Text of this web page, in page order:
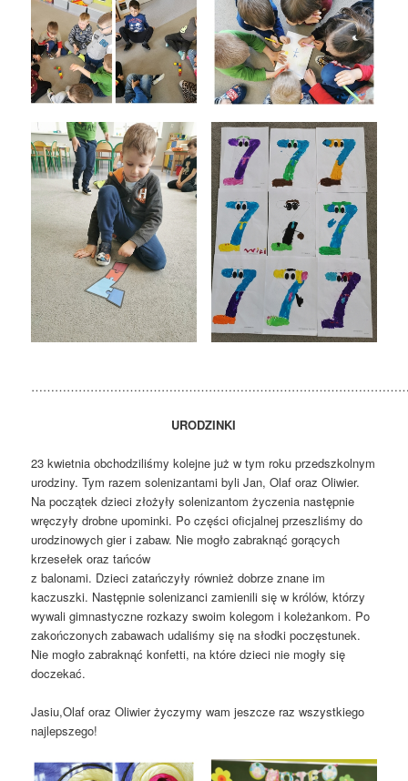
URODZINKI
23 kwietnia obchodziliśmy kolejne już w tym roku przedszkolnym
urodziny. Tym razem solenizantami byli Jan, Olaf oraz Oliwier.
Na początek dzieci złożyły solenizantom życzenia następnie
wręczyły drobne upominki. Po części oficjalnej przeszliśmy do
urodzinowych gier i zabaw. Nie mogło zabraknąć gorących
krzesełek oraz tańców
z balonami. Dzieci zatańczyły również dobrze znane im
kaczuszki. Następnie solenizanci zamienili się w królów, którzy
wywali gimnastyczne rozkazy swoim kolegom i koleżankom. Po
zakończonych zabawach udaliśmy się na słodki poczęstunek.
Nie mogło zabraknąć konfetti, na które dzieci nie mogły się
doczekać.
Jasiu,Olaf oraz Oliwier życzymy wam jeszcze raz wszystkiego
najlepszego!